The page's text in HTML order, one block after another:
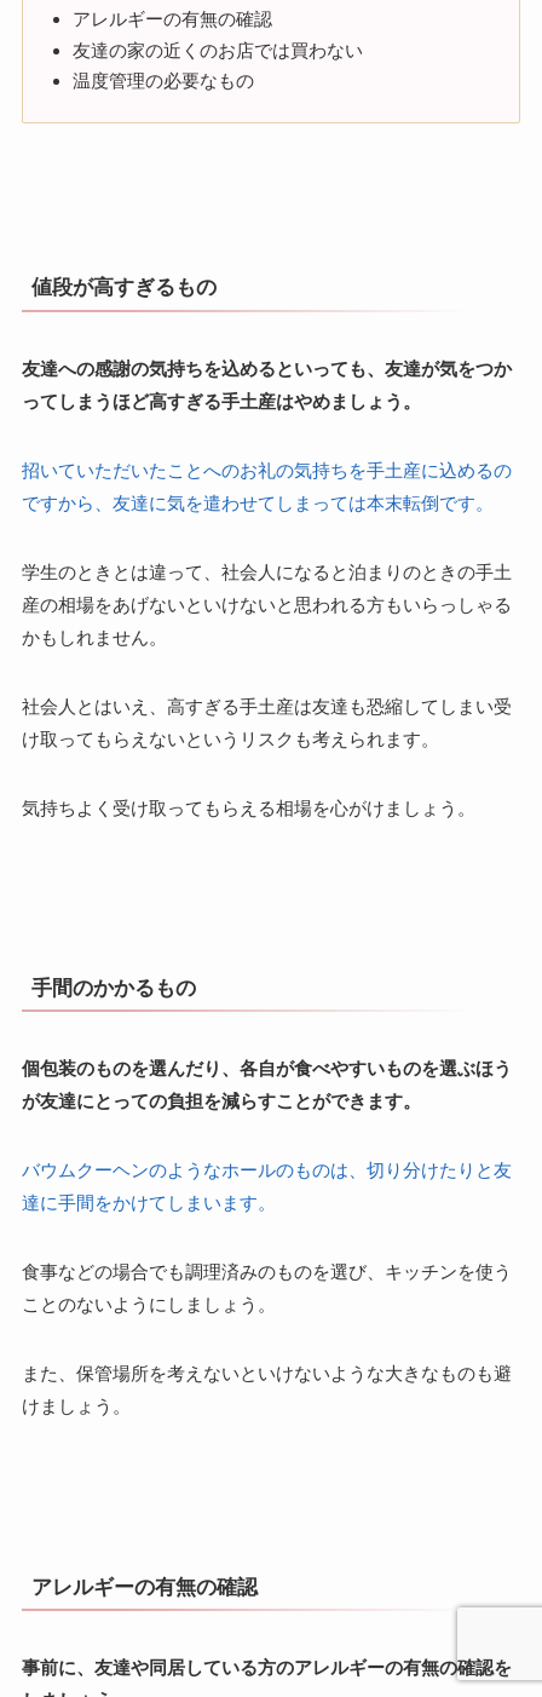
アレルギーの有無の確認
友達の家の近くのお店では買わない
温度管理の必要なもの
値段が高すぎるもの
友達への感謝の気持ちを込めるといっても、友達が気をつか
ってしまうほど高すぎる手土産はやめましょう。
招いていただいたことへのお礼の気持ちを手土産に込めるの
ですから、友達に気を遣わせてしまっては本末転倒です。
学生のときとは違って、社会人になると泊まりのときの手土
産の相場をあげないといけないと思われる方もいらっしゃる
かもしれません。
社会人とはいえ、高すぎる手土産は友達も恐縮してしまい受
け取ってもらえないというリスクも考えられます。
気持ちよく受け取ってもらえる相場を心がけましょう。
手間のかかるもの
個包装のものを選んだり、各自が食べやすいものを選ぶほう
が友達にとっての負担を減らすことができます。
バウムクーヘンのようなホールのものは、切り分けたりと友
達に手間をかけてしまいます。
食事などの場合でも調理済みのものを選び、キッチンを使う
ことのないようにしましょう。
また、保管場所を考えないといけないような大きなものも避
けましょう。
アレルギーの有無の確認
事前に、友達や同居している方のアレルギーの有無の確認を